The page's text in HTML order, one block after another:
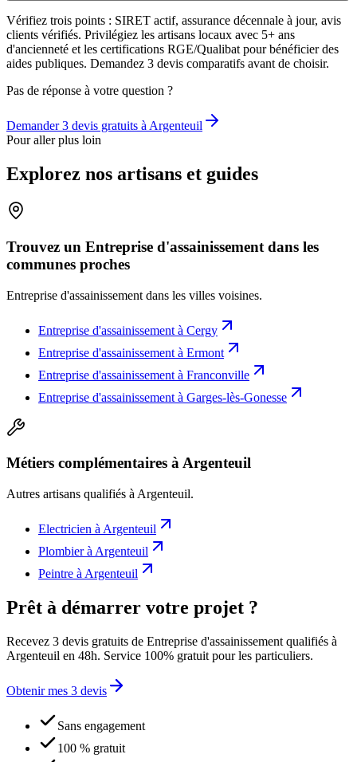
Vérifiez trois points : SIRET actif, assurance décennale à jour, avis
clients vérifiés. Privilégiez les artisans locaux avec 5+ ans
d'ancienneté et les certifications RGE/Qualibat pour bénéficier des
aides publiques. Demandez 3 devis comparatifs avant de choisir.
Pas de réponse à votre question ?
Demander 3 devis gratuits àArgenteuil
Pour aller plus loin
Explorez nos artisans et guides
Trouvez un Entreprise d'assainissement dans les
communes proches
Entreprise d'assainissement dans les villes voisines.
Entreprise d'assainissement à Cergy
Entreprise d'assainissement à Ermont
Entreprise d'assainissement à Franconville
Entreprise d'assainissement à Garges-lès-Gonesse
Métiers complémentaires à Argenteuil
Autres artisans qualifiés à Argenteuil.
Electricien à Argenteuil
Plombierà Argenteuil
Peintre à Argenteuil
Prêt à démarrer votre projet ?
Recevez 3 devis gratuits de Entreprise d'assainissement qualifiés à
Argenteuil en 48h. Service 100% gratuit pour les particuliers.
Obtenir mes 3 devis
Sans engagement
100 % gratuit